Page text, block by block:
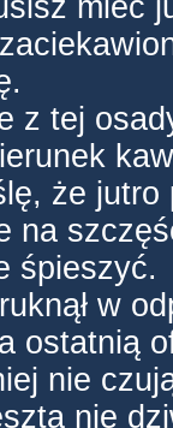
mieć
z tej
że
na
śpieszyć.
w
ostatnią
nie
nie